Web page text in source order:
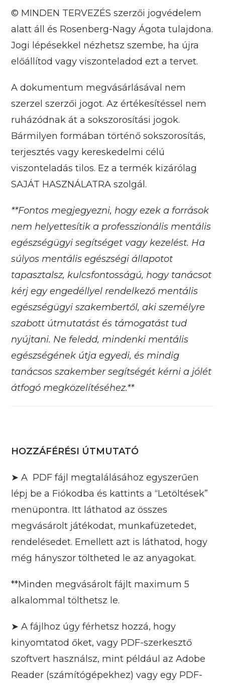
© MINDEN TERVEZÉS szerzői jogvédelem
alatt áll és Rosenberg-Nagy Ágota tulajdona.
Jogi lépésekkel nézhetsz szembe, ha újra
előállítod vagy viszonteladod ezt a tervet.
A dokumentum megvásárlásával nem
szerzel szerzői jogot. Az értékesítéssel nem
ruházódnak át a sokszorosítási jogok.
Bármilyen formában történő sokszorosítás,
terjesztés vagy kereskedelmi célú
viszonteladás tilos. Ez a termék kizárólag
SAJÁT HASZNÁLATRA szolgál.
**Fontos megjegyezni, hogy ezek a források
nem helyettesítik a professzionális mentális
egészségügyi segítséget vagy kezelést. Ha
súlyos mentális egészségi állapotot
tapasztalsz, kulcsfontosságú, hogy tanácsot
kérj egy engedéllyel rendelkező mentális
egészségügyi szakembertől, aki személyre
szabott útmutatást és támogatást tud
nyújtani. Ne feledd, mindenki mentális
egészségének útja egyedi, és mindig
tanácsos szakember segítségét kérni a jólét
átfogó megközelítéséhez.**
HOZZÁFÉRÉSI ÚTMUTATÓ
➤ A PDF fájl megtalálásához egyszerűen
lépj be a Fiókodba és kattints a “Letöltések”
menüpontra. Itt láthatod az összes
megvásárolt játékodat, munkafüzetedet,
rendelésedet. Emellett azt is láthatod, hogy
még hányszor töltheted le az anyagokat.
**Minden megvásárolt fájlt maximum 5
alkalommal tölthetsz le.
➤ A fájlhoz úgy férhetsz hozzá, hogy
kinyomtatod őket, vagy PDF-szerkesztő
szoftvert használsz, mint például az Adobe
Reader (számítógépekhez) vagy egy PDF-